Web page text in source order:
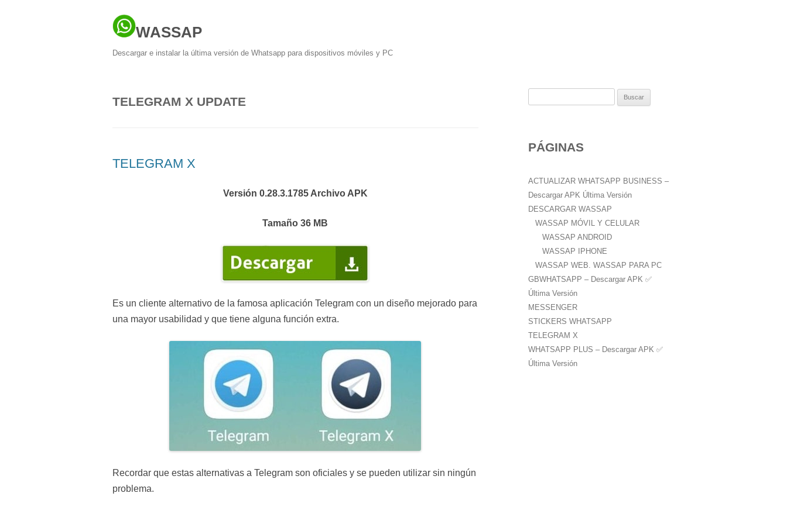
WASSAP
Descargar e instalar la última versión de Whatsapp para dispositivos móviles y PC
TELEGRAM X UPDATE
TELEGRAM X
Versión 0.28.3.1785 Archivo APK
Tamaño 36 MB
Es un cliente alternativo de la famosa aplicación Telegram con un diseño mejorado para
una mayor usabilidad y que tiene alguna función extra.
Recordar que estas alternativas a Telegram son oficiales y se pueden utilizar sin ningún
problema.
a
:
PÁGINAS
ACTUALIZAR WHATSAPP BUSINESS –
Descargar APK Última Versión
DESCARGAR WASSAP
WASSAP MÓVIL Y CELULAR
WASSAP ANDROID
WASSAP IPHONE
WASSAP WEB. WASSAP PARA PC
GBWHATSAPP – Descargar APK ✅️
Última Versión
MESSENGER
STICKERS WHATSAPP
TELEGRAM X
WHATSAPP PLUS – Descargar APK ✅️
Última Versión